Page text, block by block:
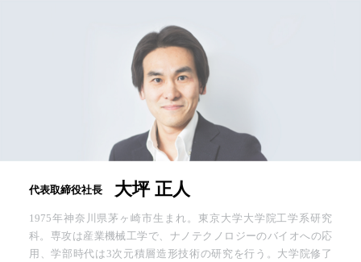
代表取締役社長 大坪 正人
1975年神奈川県茅ヶ崎市生まれ。東京大学大学院工学系研究
科。専攻は産業機械工学で、ナノテクノロジーのバイオへの応
用、学部時代は3次元積層造形技術の研究を行う。大学院修了